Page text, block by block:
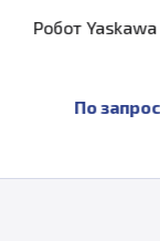
GP250